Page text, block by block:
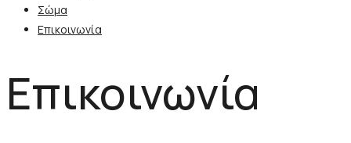
Σώμα
Επικοινωνία
Επικοινωνία